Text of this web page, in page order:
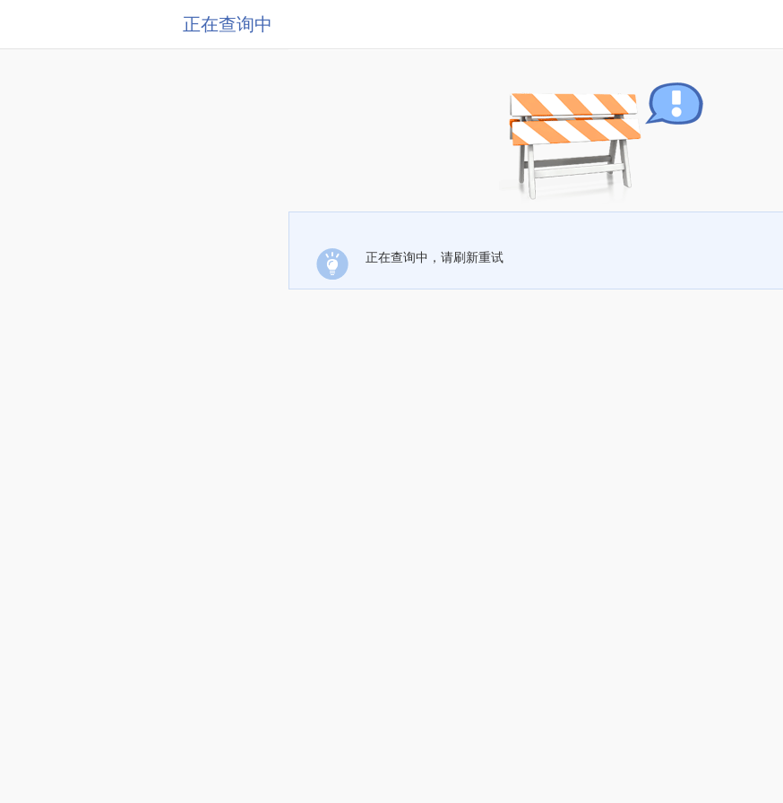
正在查询中
正在查询中，请刷新重试